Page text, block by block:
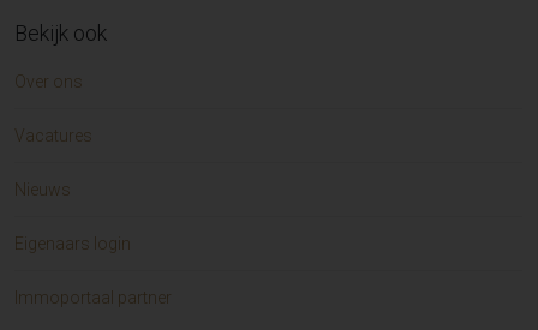
Bekijk ook
Over ons
Vacatures
Nieuws
Eigenaars login
Immoportaal partner